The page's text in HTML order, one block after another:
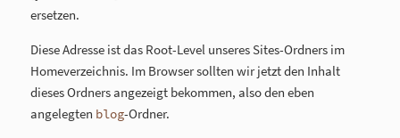
ersetzen.
Diese Adresse ist das Root-Level unseres Sites-Ordners im
Homeverzeichnis. Im Browser sollten wir jetzt den Inhalt
dieses Ordners angezeigt bekommen, also den eben
angelegten blog-Ordner.